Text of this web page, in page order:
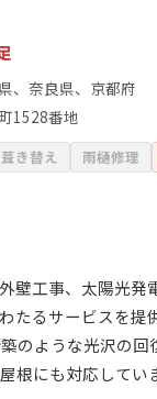
、奈良県、京都府
1528番地
葺き替え 雨樋修理
工事、太陽光発
たるサービスを提
のような光沢の回
にも対応してい